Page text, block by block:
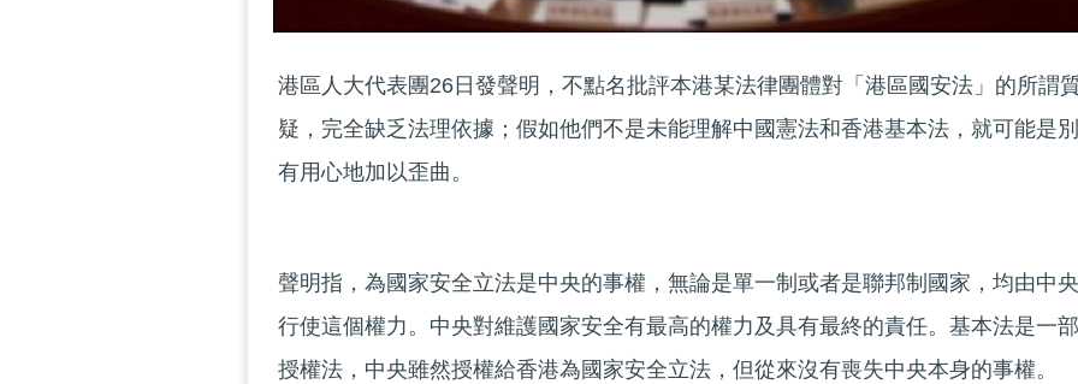
港區人大代表團26日發聲明，不點名批評本港某法律團體對「港區國安法」的所謂
疑，完全缺乏法理依據；假如他們不是未能理解中國憲法和香港基本法，就可能是別
有用心地加以歪曲。
聲明指，為國家安全立法是中央的事權，無論是單一制或者是聯邦制國家，均由中央
行使這個權力。中央對維護國家安全有最高的權力及具有最終的責任。基本法是一部
授權法，中央雖然授權給香港為國家安全立法，但從來沒有喪失中央本身的事權。